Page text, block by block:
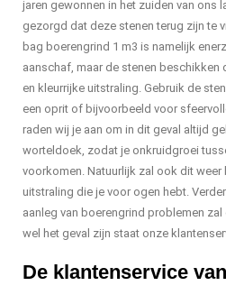
jaren gewonnen in het zuiden van ons
gezorgd dat deze stenen terug zijn te
bag boerengrind 1 m3 is namelijk
aanschaf, maar de stenen beschikken
en kleurrijke uitstraling. Gebruik de
een oprit of bijvoorbeeld voor
raden wij je aan om in dit geval altijd
worteldoek, zodat je onkruidgroei
voorkomen. Natuurlijk zal ook dit
uitstraling die je voor ogen hebt.
aanleg van boerengrind problemen
wel het geval zijn staat onze
De klantenservice